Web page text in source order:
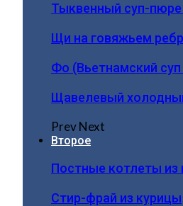
Тыквенный суп-пюре
Щи на говяжьем
Фо (Вьетнамский суп
Щавелевый
PrevNext
Второе
Постные котлеты из
Стир-фрай из курицы